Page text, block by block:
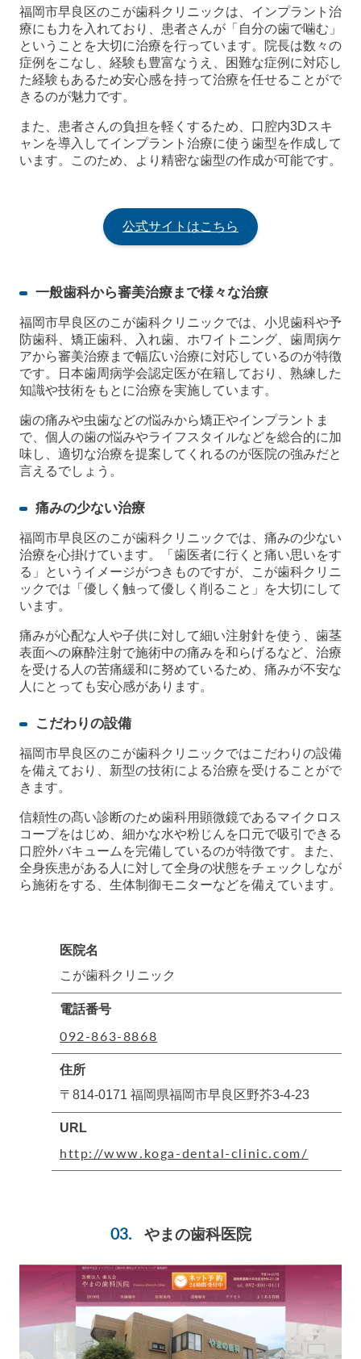
福岡市早良区のこが歯科クリニックは、インプラント治
療にも力を入れており、患者さんが「自分の歯で噛む」
ということを大切に治療を行っています。院長は数々の
症例をこなし、経験も豊富なうえ、困難な症例に対応し
た経験もあるため安心感を持って治療を任せることがで
きるのが魅力です。
また、患者さんの負担を軽くするため、口腔内3Dスキ
ャンを導入してインプラント治療に使う歯型を作成して
います。このため、より精密な歯型の作成が可能です。
公式サイトはこちら
一般歯科から審美治療まで様々な治療
福岡市早良区のこが歯科クリニックでは、小児歯科や予
防歯科、矯正歯科、入れ歯、ホワイトニング、歯周病ケ
アから審美治療まで幅広い治療に対応しているのが特徴
です。日本歯周病学会認定医が在籍しており、熟練した
知識や技術をもとに治療を実施しています。
歯の痛みや虫歯などの悩みから矯正やインプラントま
で、個人の歯の悩みやライフスタイルなどを総合的に加
味し、適切な治療を提案してくれるのが医院の強みだと
言えるでしょう。
痛みの少ない治療
福岡市早良区のこが歯科クリニックでは、痛みの少ない
治療を心掛けています。「歯医者に行くと痛い思いをす
る」というイメージがつきものですが、こが歯科クリニ
ックでは「優しく触って優しく削ること」を大切にして
います。
痛みが心配な人や子供に対して細い注射針を使う、歯茎
表面への麻酔注射で施術中の痛みを和らげるなど、治療
を受ける人の苦痛緩和に努めているため、痛みが不安な
人にとっても安心感があります。
こだわりの設備
福岡市早良区のこが歯科クリニックではこだわりの設備
を備えており、新型の技術による治療を受けることがで
きます。
信頼性の髙い診断のため歯科用顕微鏡であるマイクロス
コープをはじめ、細かな水や粉じんを口元で吸引できる
口腔外バキュームを完備しているのが特徴です。また、
全身疾患がある人に対して全身の状態をチェックしなが
ら施術をする、生体制御モニターなどを備えています。
医院名
こが歯科クリニック
電話番号
092-863-8868
住所
〒814-0171 福岡県福岡市早良区野芥3-4-23
URL
http://www.koga-dental-clinic.com/
やまの歯科医院